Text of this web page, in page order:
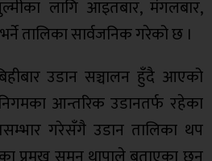
लागि आइतबार, मंगलबार,
तालिका सार्वजनिक गरेको छ ।
उडान सञ्चालन हुँदै आएको
आन्तरिक उडानतर्फ रहेका
गरेसँगै उडान तालिका थप